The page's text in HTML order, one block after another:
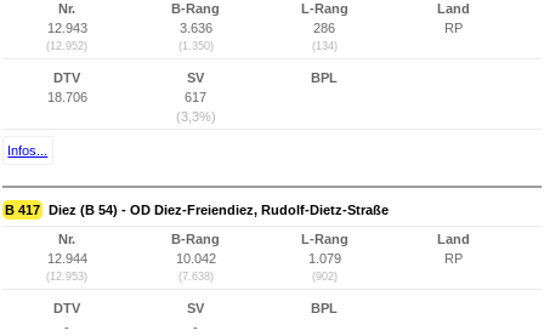
Nr.
12.943
(12.952)
B-Rang
3.636
(1.350)
L-Rang
286
(134)
Land
RP
DTV
18.706
SV
617
(3,3%)
BPL
Infos...
B 417 Diez (B 54) - OD Diez-Freiendiez, Rudolf-Dietz-Straße
Nr.
12.944
(12.953)
B-Rang
10.042
(7.638)
L-Rang
1.079
(902)
Land
RP
DTV
-
SV
-
BPL